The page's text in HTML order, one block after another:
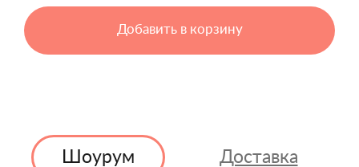
Добавить в корзину
Шоурум Доставка